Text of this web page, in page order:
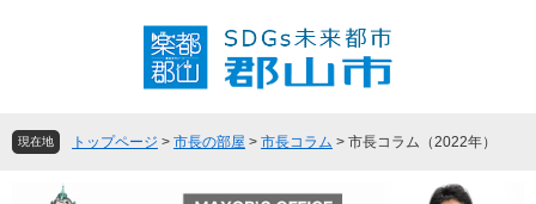
頭
飛現在地 トップページ > 市長の部屋 > 市長コラム > 市長コラム（2022年）